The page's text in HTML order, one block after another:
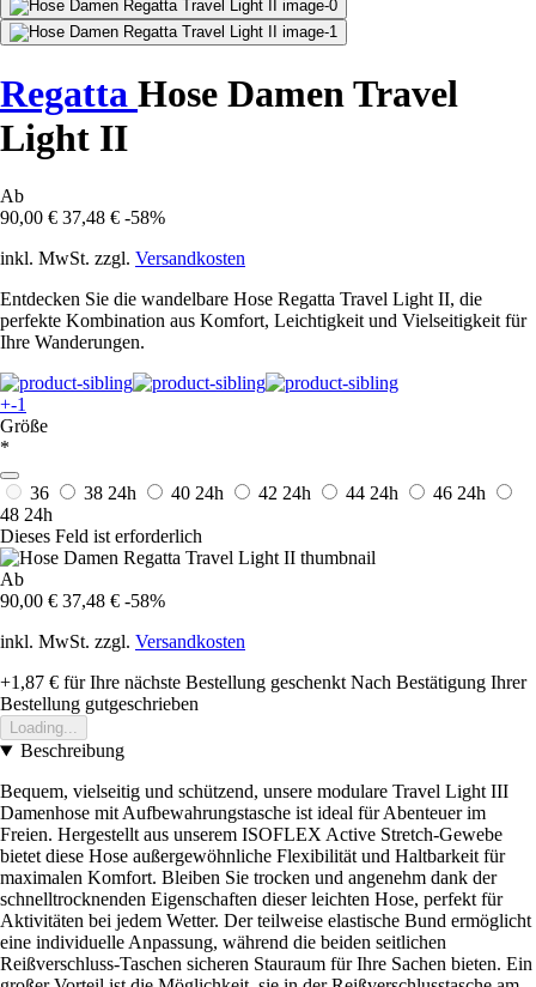
Regatta Hose Damen Travel
Light II
Ab
90,00 € 37,48 € -58%
inkl. MwSt. zzgl. Versandkosten
Entdecken Sie die wandelbare Hose Regatta Travel Light II, die
perfekte Kombination aus Komfort, Leichtigkeit und Vielseitigkeit für
Ihre Wanderungen.
+-1
Größe
*
36 38 24h 40 24h 42 24h 44 24h 46 24h
48 24h
Dieses Feld ist erforderlich
Ab
90,00 € 37,48 € -58%
inkl. MwSt. zzgl. Versandkosten
+1,87 € für Ihre nächste Bestellung geschenkt Nach Bestätigung Ihrer
Bestellung gutgeschrieben
Loading...
Beschreibung
Bequem, vielseitig und schützend, unsere modulare Travel Light III
Damenhose mit Aufbewahrungstasche ist ideal für Abenteuer im
Freien. Hergestellt aus unserem ISOFLEX Active Stretch-Gewebe
bietet diese Hose außergewöhnliche Flexibilität und Haltbarkeit für
maximalen Komfort. Bleiben Sie trocken und angenehm dank der
schnelltrocknenden Eigenschaften dieser leichten Hose, perfekt für
Aktivitäten bei jedem Wetter. Der teilweise elastische Bund ermöglicht
eine individuelle Anpassung, während die beiden seitlichen
Reißverschluss-Taschen sicheren Stauraum für Ihre Sachen bieten. Ein